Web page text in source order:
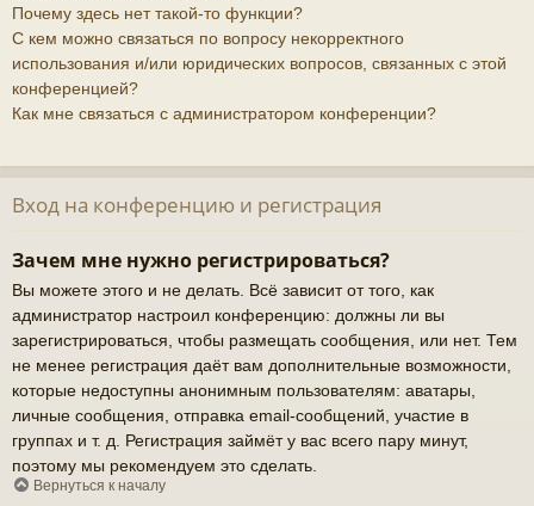
Почему здесь нет такой-то функции?
С кем можно связаться по вопросу некорректного
использования и/или юридических вопросов, связанных с этой
конференцией?
Как мне связаться с администратором конференции?
Вход на конференцию и регистрация
Зачем мне нужно регистрироваться?
Вы можете этого и не делать. Всё зависит от того, как
администратор настроил конференцию: должны ли вы
зарегистрироваться, чтобы размещать сообщения, или нет. Тем
не менее регистрация даёт вам дополнительные возможности,
которые недоступны анонимным пользователям: аватары,
личные сообщения, отправка email-сообщений, участие в
группах и т. д. Регистрация займёт у вас всего пару минут,
поэтому мы рекомендуем это сделать.
Вернуться к началу